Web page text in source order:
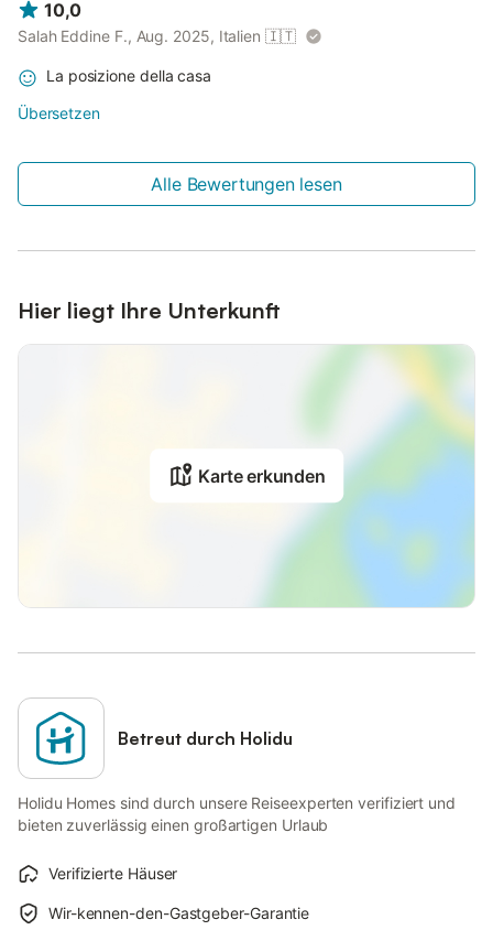
10,0
Salah Eddine F., Aug. 2025, Italien 🇮🇹
La posizione della casa
Übersetzen
Alle Bewertungen lesen
Hier liegt Ihre Unterkunft
Karte erkunden
Betreut durch Holidu
Holidu Homes sind durch unsere Reiseexperten verifiziert und
bieten zuverlässig einen großartigen Urlaub
Verifizierte Häuser
Wir-kennen-den-Gastgeber-Garantie